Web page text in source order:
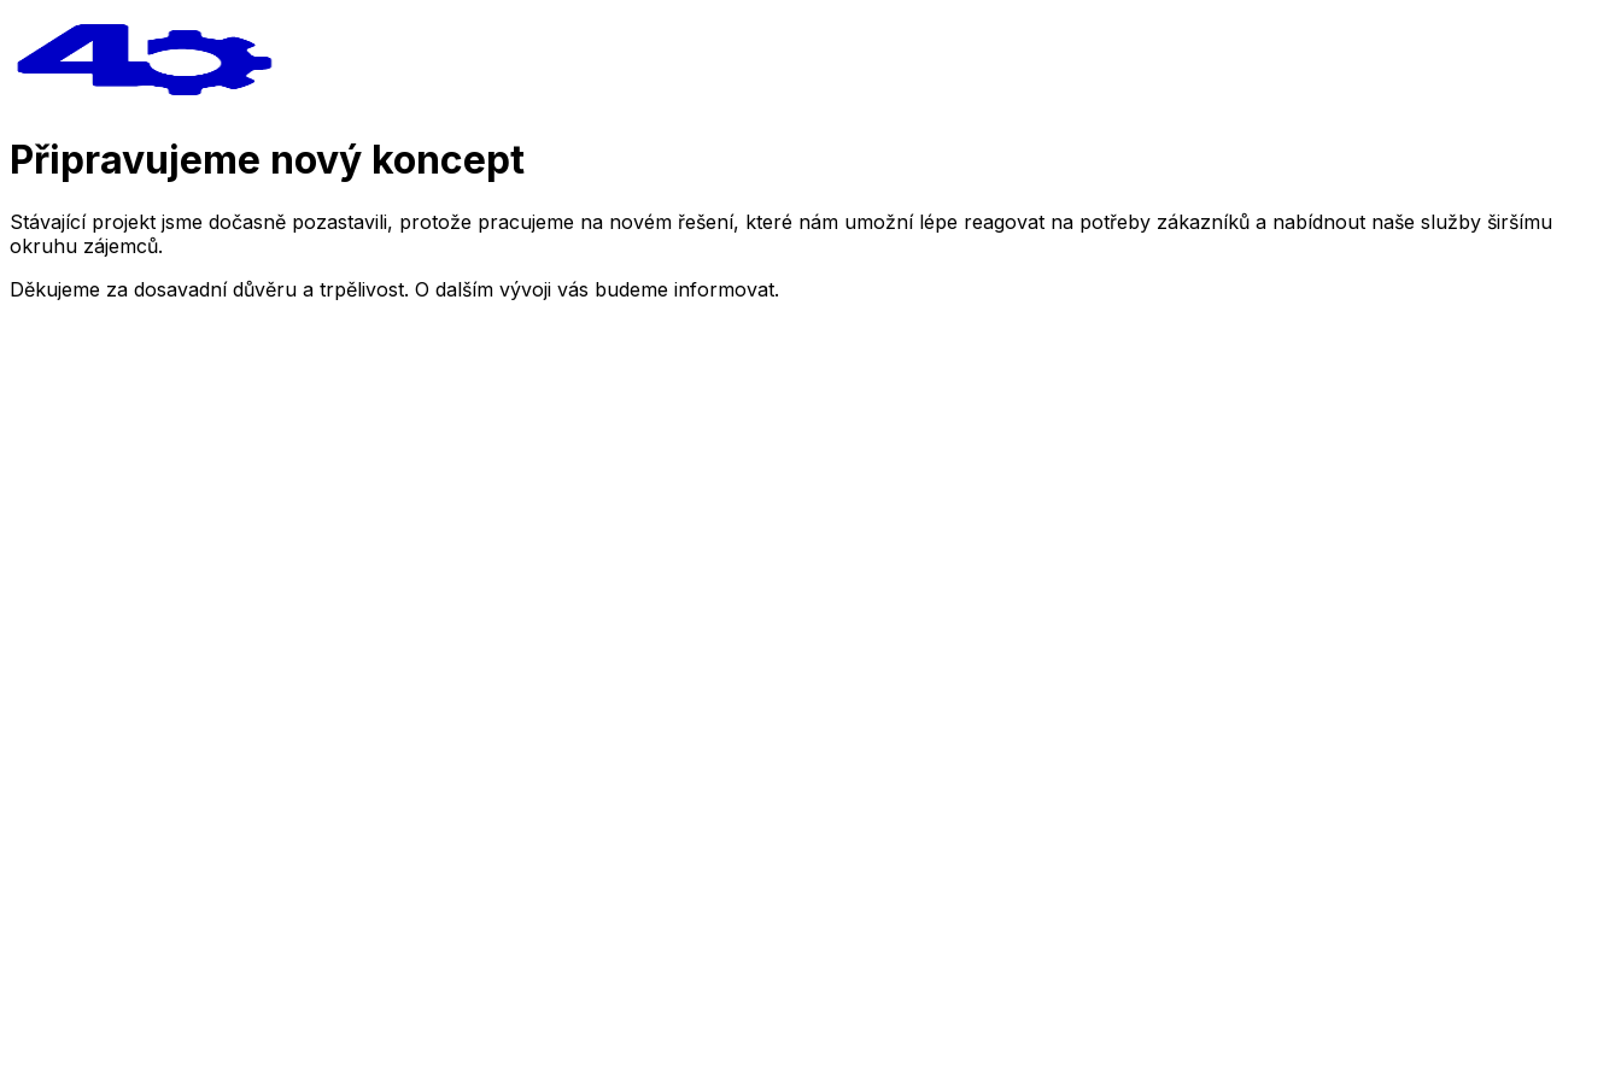
Připravujeme nový koncept
Stávající projekt jsme dočasně pozastavili, protože pracujeme na novém řešení, které nám umožní lépe reagovat na potřeby zákazníků a nabídnout naše služby širšímu
okruhu zájemců.
Děkujeme za dosavadní důvěru a trpělivost. O dalším vývoji vás budeme informovat.